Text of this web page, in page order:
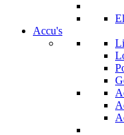
Accu's